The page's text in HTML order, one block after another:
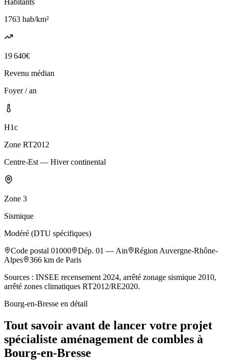
Habitants
1763 hab/km²
19 640€
Revenu médian
Foyer / an
H1c
Zone RT2012
Centre-Est — Hiver continental
Zone 3
Sismique
Modéré (DTU spécifiques)
Code postal 01000 Dép. 01 — Ain Région Auvergne-Rhône-
Alpes
366 km de Paris
Sources : INSEE recensement 2024, arrêté zonage sismique 2010,
arrêté zones climatiques RT2012/RE2020.
Bourg-en-Bresse en détail
Tout savoir avant de lancer votre projet
spécialiste aménagement de combles à
Bourg-en-Bresse